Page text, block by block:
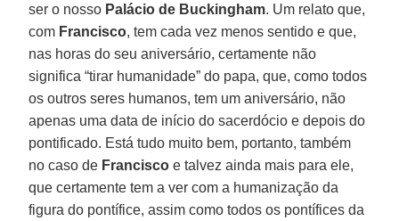
ser o nosso Palácio de Buckingham. Um relato que,
com Francisco, tem cada vez menos sentido e que,
nas horas do seu aniversário, certamente não
significa “tirar humanidade” do papa, que, como todos
os outros seres humanos, tem um aniversário, não
apenas uma data de início do sacerdócio e depois do
pontificado. Está tudo muito bem, portanto, também
no caso de Francisco e talvez ainda mais para ele,
que certamente tem a ver com a humanização da
figura do pontífice, assim como todos os pontífices da